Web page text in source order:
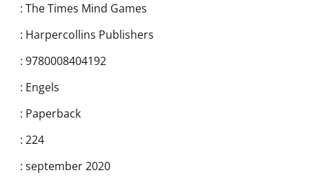
: The Times Mind Games
: Harpercollins Publishers
: 9780008404192
: Engels
: Paperback
: 224
: september 2020